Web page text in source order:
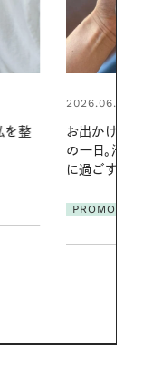
、夏
」
2026.06.01
真夏に向け
やりジェルと
地よくうるお